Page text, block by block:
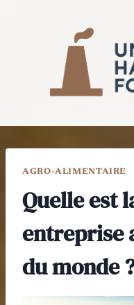
AGRO-ALIMENTAIRE
Quelle est
entreprise
du monde